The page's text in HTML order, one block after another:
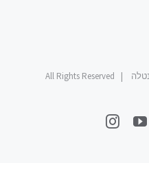
YouTube
Instagram